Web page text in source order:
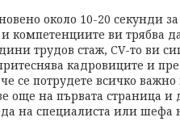
около 10-20 секунди за
компетенциите ви трябва
трудов стаж, CV-то ви
кадровиците и
се потрудете всичко важно
още на първата страница
на специалиста или шефа